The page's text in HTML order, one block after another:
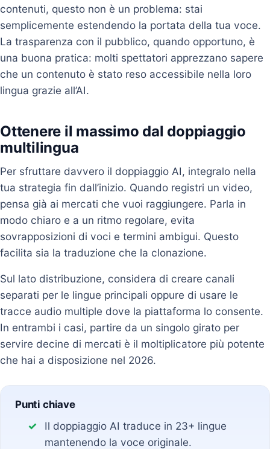
contenuti, questo non è un problema: stai
semplicemente estendendo la portata della tua voce.
La trasparenza con il pubblico, quando opportuno, è
una buona pratica: molti spettatori apprezzano sapere
che un contenuto è stato reso accessibile nella loro
lingua grazie all’AI.
Ottenere il massimo dal doppiaggio
multilingua
Per sfruttare davvero il doppiaggio AI, integralo nella
tua strategia fin dall’inizio. Quando registri un video,
pensa già ai mercati che vuoi raggiungere. Parla in
modo chiaro e a un ritmo regolare, evita
sovrapposizioni di voci e termini ambigui. Questo
facilita sia la traduzione che la clonazione.
Sul lato distribuzione, considera di creare canali
separati per le lingue principali oppure di usare le
tracce audio multiple dove la piattaforma lo consente.
In entrambi i casi, partire da un singolo girato per
servire decine di mercati è il moltiplicatore più potente
che hai a disposizione nel 2026.
Punti chiave
Il doppiaggio AI traduce in 23+ lingue
mantenendo la voce originale.